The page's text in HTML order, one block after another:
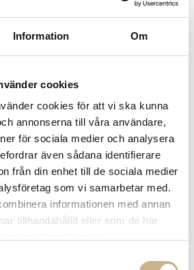
Information Om
cookies
cookies för att vi ska kunna
annonserna till våra användare,
för sociala medier och analysera
även sådana identifierare
från din enhet till de sociala medier
som vi samarbetar med.
informationen med annan
tillhandahållit eller som de har
cm Epic - Coffee Table 60 cm